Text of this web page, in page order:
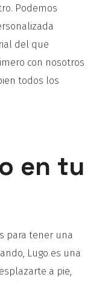
Podemos
del que
con nosotros
todos los
en tu
para tener una
Lugo es una
a pie,